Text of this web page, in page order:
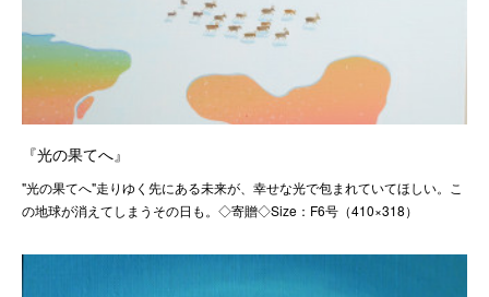
『光の果てへ』
"光の果てへ"走りゆく先にある未来が、幸せな光で包まれていてほしい。こ
の地球が消えてしまうその日も。◇寄贈◇Size：F6号（410×318）